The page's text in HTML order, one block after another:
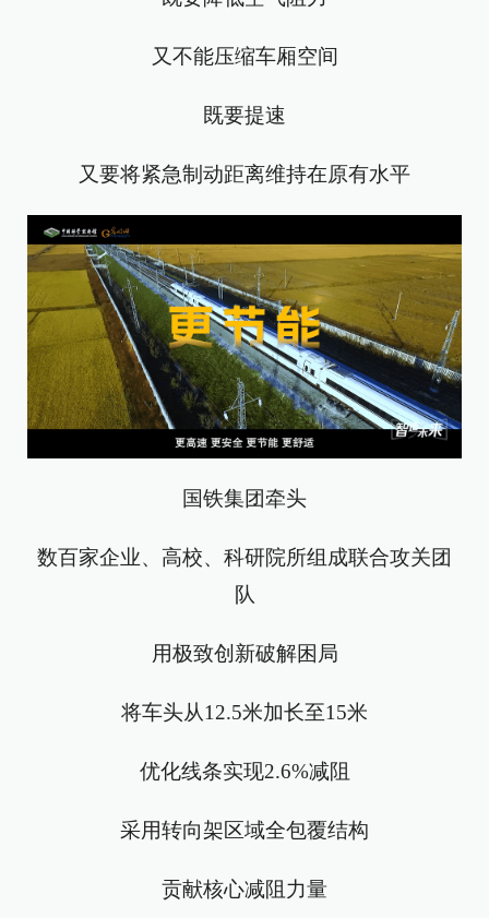
又不能压缩车厢空间
既要提速
又要将紧急制动距离维持在原有水平
国铁集团牵头
数百家企业、高校、科研院所组成联合攻关团
队
用极致创新破解困局
将车头从12.5米加长至15米
优化线条实现2.6%减阻
采用转向架区域全包覆结构
贡献核心减阻力量